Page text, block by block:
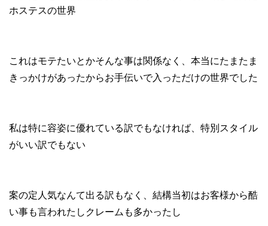
ホステスの世界
これはモテたいとかそんな事は関係なく、本当にたまたま
きっかけがあったからお手伝いで入っただけの世界でした
私は特に容姿に優れている訳でもなければ、特別スタイル
がいい訳でもない
案の定人気なんて出る訳もなく、結構当初はお客様から酷
い事も言われたしクレームも多かったし